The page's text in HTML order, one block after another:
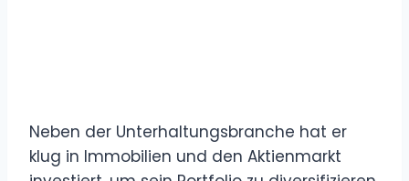
Neben der Unterhaltungsbranche hat er
klug in Immobilien und den Aktienmarkt